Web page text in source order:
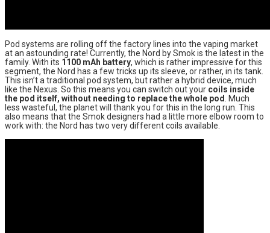
Pod systems are rolling off the factory lines into the vaping market
at an astounding rate! Currently, the Nord by Smok is the latest in the
family. With its 1100 mAh battery, which is rather impressive for this
segment, the Nord has a few tricks up its sleeve, or rather, in its tank.
This isn’t a traditional pod system, but rather a hybrid device, much
like the Nexus. So this means you can switch out your coils inside
the pod itself, without needing to replace the whole pod
. Much
less wasteful, the planet will thank you for this in the long run. This
also means that the Smok designers had a little more elbow room to
work with: the Nord has two very different coils available.